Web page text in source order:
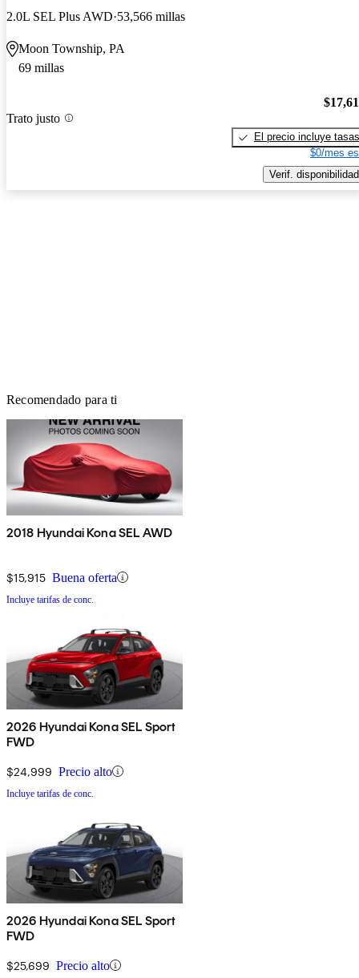
2.0L SEL Plus AWD 53,566 millas
Moon Township, PA
69 millas
Trato justo
El precio incluye tasas
$0/mes
Verif. disponibilidad
Recomendado para ti
2018 Hyundai Kona SEL AWD
$15,915 Buena oferta
Incluye tarifas de conc.
2026 Hyundai Kona SEL Sport
FWD
$24,999 Precio alto
Incluye tarifas de conc.
2026 Hyundai Kona SEL Sport
FWD
$25,699 Precio alto